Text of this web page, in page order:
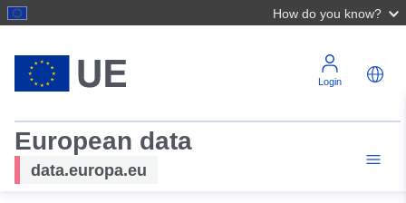
How do you know?
Login
European data
data.europa.eu